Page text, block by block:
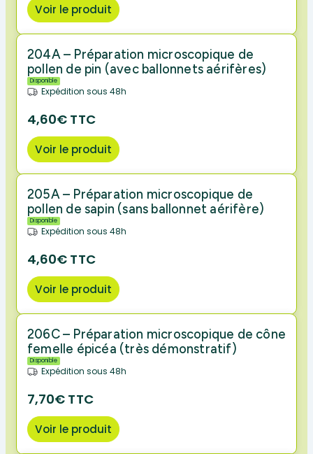
Voir le produit
204A – Préparation microscopique de
pollen de pin (avec ballonnets aérifères)
Disponible
Expédition sous 48h
4,60€ TTC
Voir le produit
205A – Préparation microscopique de
pollen de sapin (sans ballonnet aérifère)
Disponible
Expédition sous 48h
4,60€ TTC
Voir le produit
206C – Préparation microscopique de cône
femelle épicéa (très démonstratif)
Disponible
Expédition sous 48h
7,70€ TTC
Voir le produit